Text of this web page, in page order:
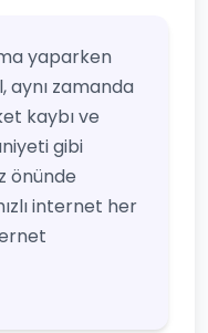
yaparken
aynı zamanda
kaybı ve
gibi
önünde
internet her